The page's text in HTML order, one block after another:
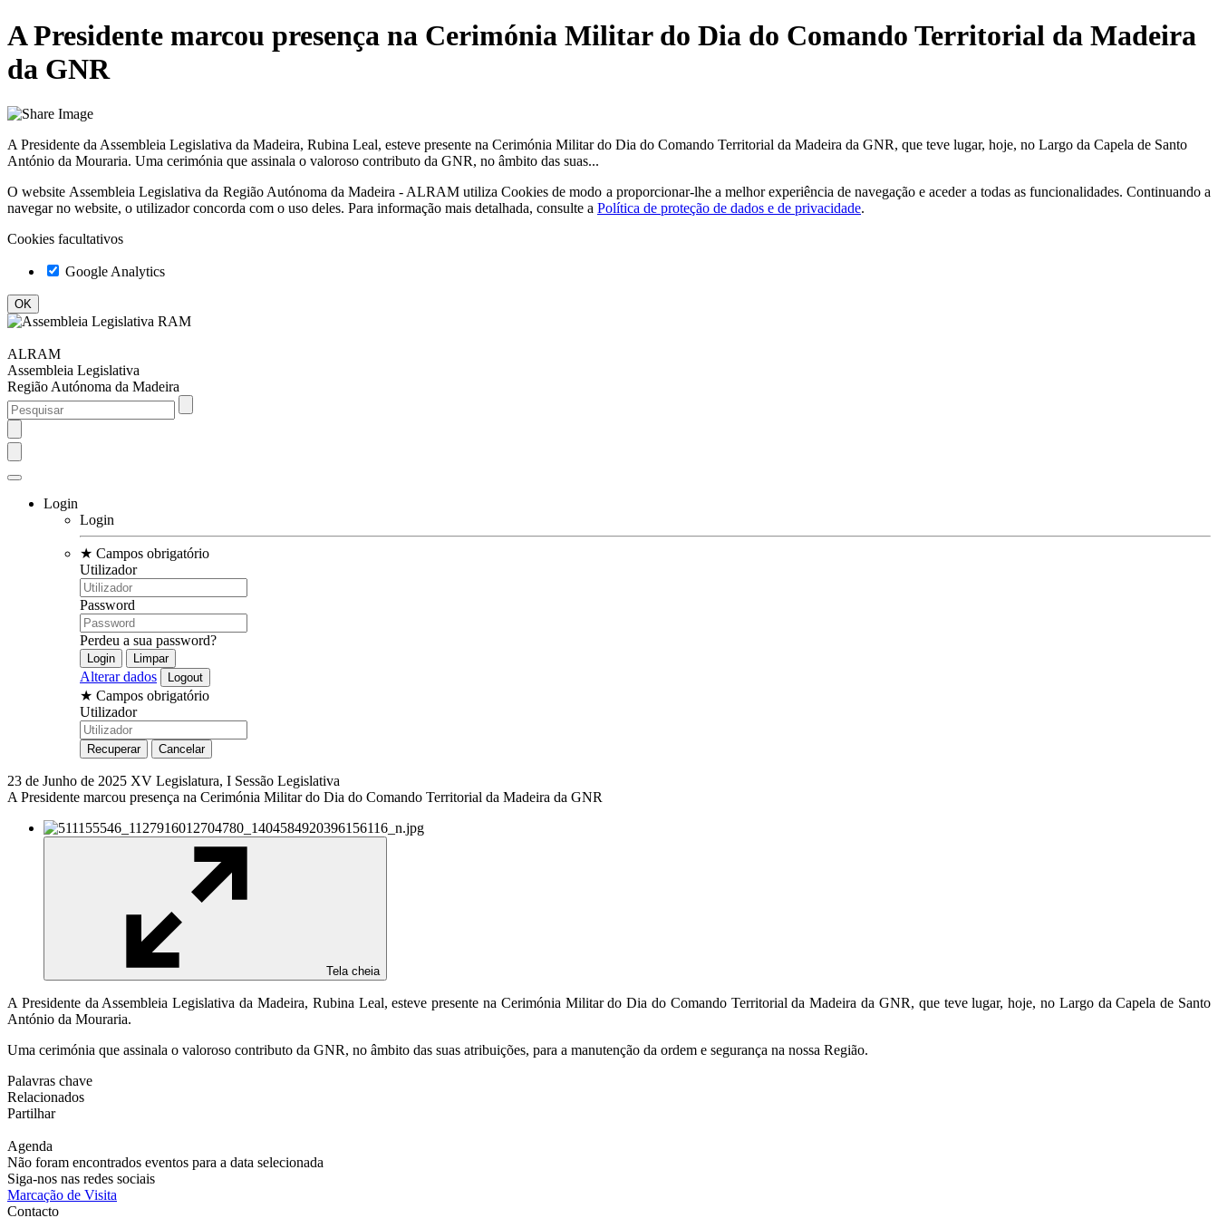
A Presidente marcou presença na Cerimónia Militar do Dia do Comando Territorial da Madeira
da GNR
A Presidente da Assembleia Legislativa da Madeira, Rubina Leal, esteve presente na Cerimónia Militar do Dia do Comando Territorial da Madeira da GNR, que teve lugar, hoje, no Largo da Capela de Santo
António da Mouraria. Uma cerimónia que assinala o valoroso contributo da GNR, no âmbito das suas...
O website Assembleia Legislativa da Região Autónoma da Madeira - ALRAM utiliza Cookies de modo a proporcionar-lhe a melhor experiência de navegação e aceder a todas as funcionalidades. Continuando a
navegar no website, o utilizador concorda com o uso deles. Para informação mais detalhada, consulte a Política de proteção de dados e de privacidade.
Cookies facultativos
Google Analytics
ALRAM
Assembleia Legislativa
Região Autónoma da Madeira
Login
Login
★ Campos obrigatório
Utilizador
Password
Perdeu a sua password?
Alterar dados
★ Campos obrigatório
Utilizador
23 de Junho de 2025 XV Legislatura, I Sessão Legislativa
A Presidente marcou presença na Cerimónia Militar do Dia do Comando Territorial da Madeira da GNR
Tela cheia
A Presidente da Assembleia Legislativa da Madeira, Rubina Leal, esteve presente na Cerimónia Militar do Dia do Comando Territorial da Madeira da GNR, que teve lugar, hoje, no Largo da Capela de Santo
António da Mouraria.
Uma cerimónia que assinala o valoroso contributo da GNR, no âmbito das suas atribuições, para a manutenção da ordem e segurança na nossa Região.
Palavras chave
Relacionados
Partilhar
Agenda
Não foram encontrados eventos para a data selecionada
Siga-nos nas redes sociais
Marcação de Visita
Contacto